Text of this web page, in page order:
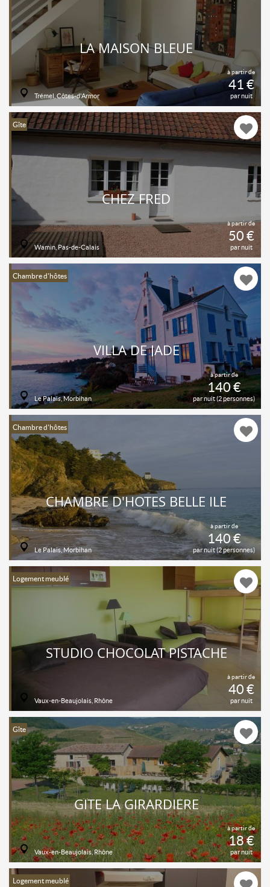
à partir de
41 €
par nuit
LA MAISON BLEUE
Trémel, Côtes-d'Armor
Gîte
à partir de
50 €
par nuit
CHEZ FRED
Wamin, Pas-de-Calais
Chambre d'hôtes
à partir de
140 €
par nuit (2 personnes)
VILLA DE JADE
Le Palais, Morbihan
Chambre d'hôtes
à partir de
140 €
par nuit (2 personnes)
CHAMBRE D'HOTES BELLE ILE
Le Palais, Morbihan
Logement meublé
à partir de
40 €
par nuit
STUDIO CHOCOLAT PISTACHE
Vaux-en-Beaujolais, Rhône
Gîte
à partir de
18 €
par nuit
GÎTE LA GIRARDIÈRE
Vaux-en-Beaujolais, Rhône
Logement meublé